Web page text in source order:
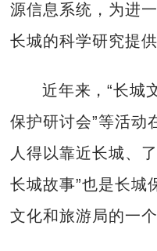
源信息系统，为进
长城的科学研究提供
近年来，“长城
保护研讨会”等活动
人得以靠近长城、
长城故事”也是长城
文化和旅游局的一个